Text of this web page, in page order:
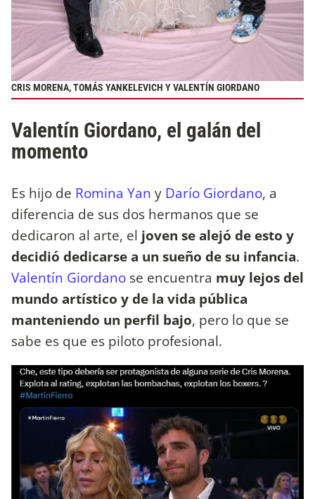
CRIS MORENA, TOMÁS YANKELEVICH Y VALENTÍN GIORDANO
Valentín Giordano, el galán del
momento
Es hijo de Romina Yan y Darío Giordano, a
diferencia de sus dos hermanos que se
dedicaron al arte, el joven se alejó de esto y
decidió dedicarse a un sueño de su infancia.
Valentín Giordano se encuentra muy lejos del
mundo artístico y de la vida pública
manteniendo un perfil bajo, pero lo que se
sabe es que es piloto profesional.